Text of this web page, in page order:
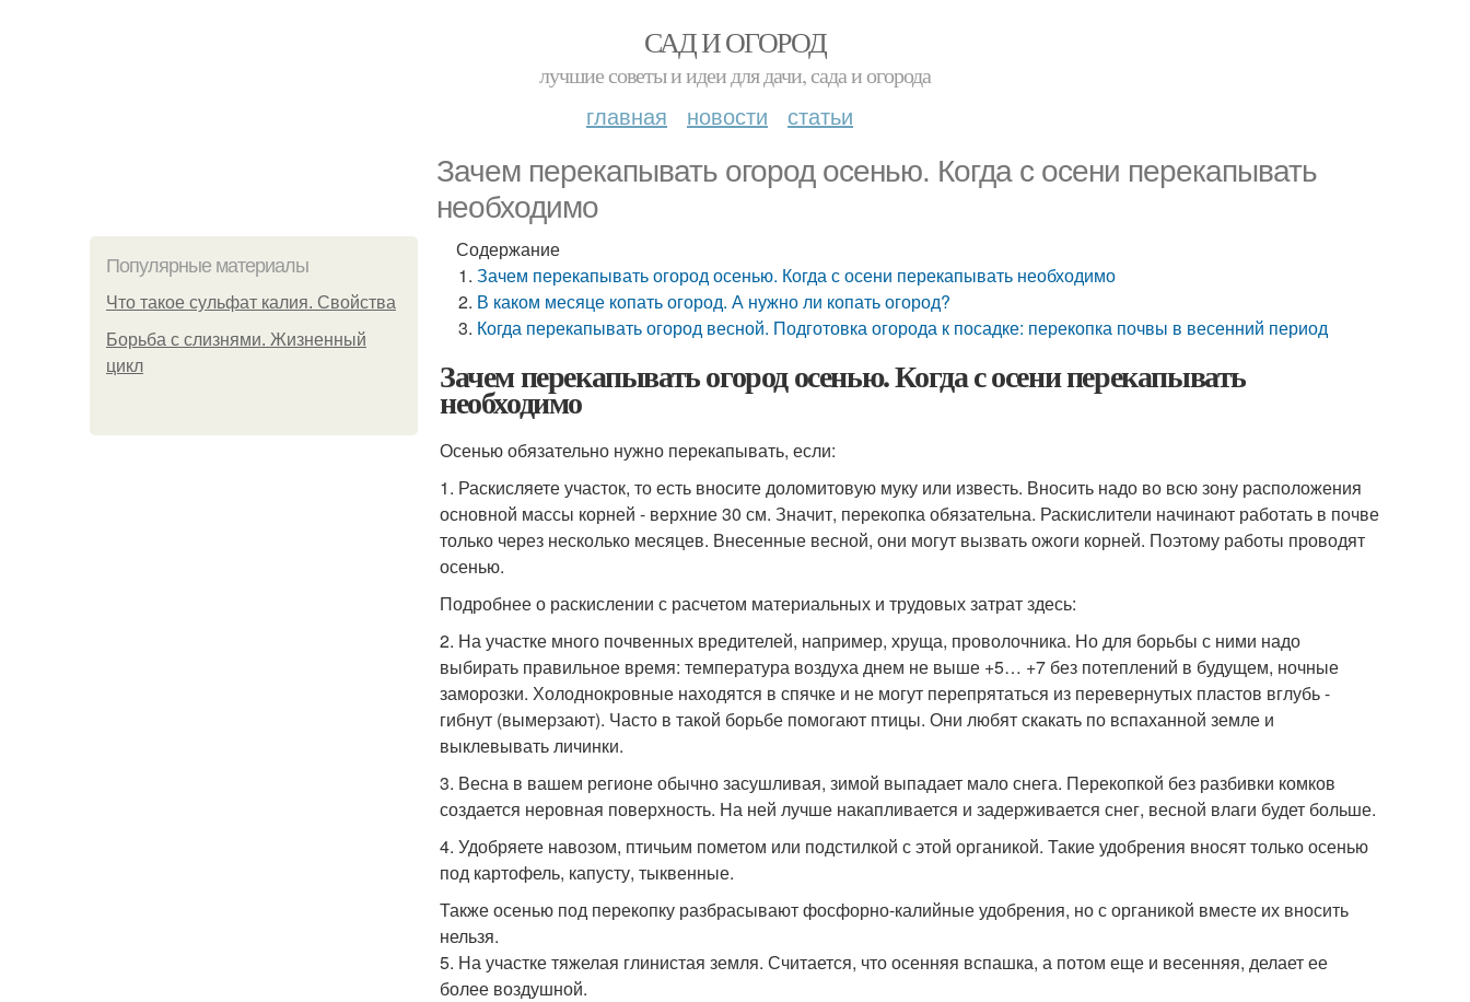
САД И ОГОРОД
лучшие советы и идеи для дачи, сада и огорода
главная новости статьи
Зачем перекапывать огород осенью. Когда с осени перекапывать
необходимо
Популярные материалы
Что такое сульфат калия. Свойства
Борьба с слизнями. Жизненный
цикл
Содержание
Зачем перекапывать огород осенью. Когда с осени перекапывать необходимо
В каком месяце копать огород. А нужно ли копать огород?
Когда перекапывать огород весной. Подготовка огорода к посадке: перекопка почвы в весенний период
Зачем перекапывать огород осенью. Когда с осени перекапывать
необходимо
Осенью обязательно нужно перекапывать, если:
1. Раскисляете участок, то есть вносите доломитовую муку или известь. Вносить надо во всю зону расположения
основной массы корней - верхние 30 см. Значит, перекопка обязательна. Раскислители начинают работать в почве
только через несколько месяцев. Внесенные весной, они могут вызвать ожоги корней. Поэтому работы проводят
осенью.
Подробнее о раскислении с расчетом материальных и трудовых затрат здесь:
2. На участке много почвенных вредителей, например, хруща, проволочника. Но для борьбы с ними надо
выбирать правильное время: температура воздуха днем не выше +5… +7 без потеплений в будущем, ночные
заморозки. Холоднокровные находятся в спячке и не могут перепрятаться из перевернутых пластов вглубь -
гибнут (вымерзают). Часто в такой борьбе помогают птицы. Они любят скакать по вспаханной земле и
выклевывать личинки.
3. Весна в вашем регионе обычно засушливая, зимой выпадает мало снега. Перекопкой без разбивки комков
создается неровная поверхность. На ней лучше накапливается и задерживается снег, весной влаги будет больше.
4. Удобряете навозом, птичьим пометом или подстилкой с этой органикой. Такие удобрения вносят только осенью
под картофель, капусту, тыквенные.
Также осенью под перекопку разбрасывают фосфорно-калийные удобрения, но с органикой вместе их вносить
нельзя.
5. На участке тяжелая глинистая земля. Считается, что осенняя вспашка, а потом еще и весенняя, делает ее
более воздушной.